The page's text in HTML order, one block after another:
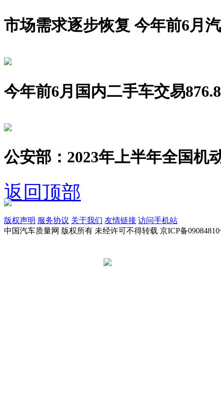
市场需求逐步恢复 今年前6月
今年前6月国内二手车交易
公安部：2023年上半年全国机
返回顶部
版权声明 服务协议 关于我们 友情链接 访问手机站
中国汽车质量网 版权所有 未经许可不得转载 京ICP备09084810